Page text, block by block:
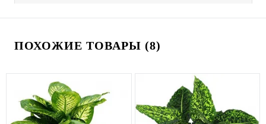
ПОХОЖИЕ ТОВАРЫ (8)